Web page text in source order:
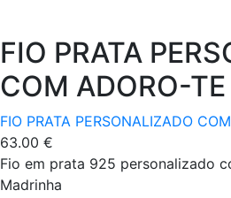
FIO PRATA
COM ADORO-
FIO PRATA PERSONALIZADO
63.00 €
Fio em prata 925 personalizado
Madrinha